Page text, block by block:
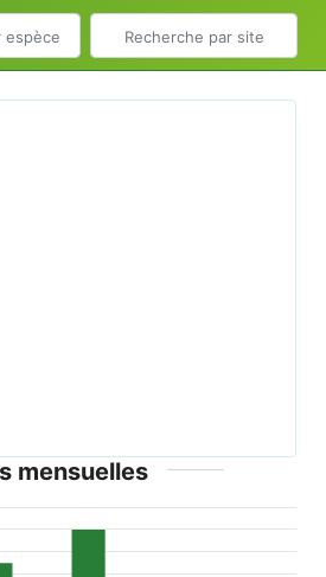
mensuelles